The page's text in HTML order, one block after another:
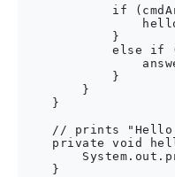
if
            }
else if
            }
        }
    }
// prints
private void
    }